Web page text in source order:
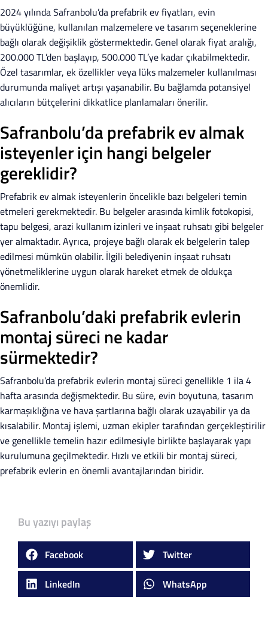
2024 yılında Safranbolu’da prefabrik ev fiyatları, evin
büyüklüğüne, kullanılan malzemelere ve tasarım seçeneklerine
bağlı olarak değişiklik göstermektedir. Genel olarak fiyat aralığı,
200.000 TL’den başlayıp, 500.000 TL’ye kadar çıkabilmektedir.
Özel tasarımlar, ek özellikler veya lüks malzemeler kullanılması
durumunda maliyet artışı yaşanabilir. Bu bağlamda potansiyel
alıcıların bütçelerini dikkatlice planlamaları önerilir.
Safranbolu’da prefabrik ev almak
isteyenler için hangi belgeler
gereklidir?
Prefabrik ev almak isteyenlerin öncelikle bazı belgeleri temin
etmeleri gerekmektedir. Bu belgeler arasında kimlik fotokopisi,
tapu belgesi, arazi kullanım izinleri ve inşaat ruhsatı gibi belgeler
yer almaktadır. Ayrıca, projeye bağlı olarak ek belgelerin talep
edilmesi mümkün olabilir. İlgili belediyenin inşaat ruhsatı
yönetmeliklerine uygun olarak hareket etmek de oldukça
önemlidir.
Safranbolu’daki prefabrik evlerin
montaj süreci ne kadar
sürmektedir?
Safranbolu’da prefabrik evlerin montaj süreci genellikle 1 ila 4
hafta arasında değişmektedir. Bu süre, evin boyutuna, tasarım
karmaşıklığına ve hava şartlarına bağlı olarak uzayabilir ya da
kısalabilir. Montaj işlemi, uzman ekipler tarafından gerçekleştirilir
ve genellikle temelin hazır edilmesiyle birlikte başlayarak yapı
kurulumuna geçilmektedir. Hızlı ve etkili bir montaj süreci,
prefabrik evlerin en önemli avantajlarından biridir.
Bu yazıyı paylaş
Facebook Twitter
LinkedIn WhatsApp